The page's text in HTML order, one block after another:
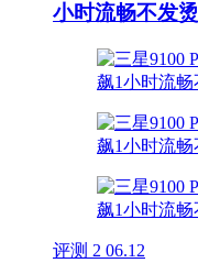
小时流畅不发烫
评测 2 06.12